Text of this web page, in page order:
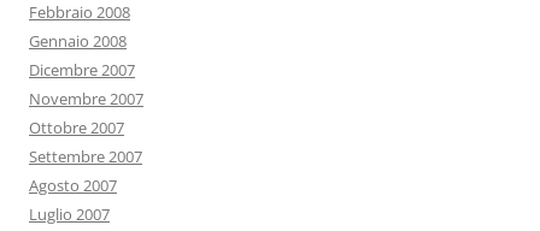
Febbraio 2008
Gennaio 2008
Dicembre 2007
Novembre 2007
Ottobre 2007
Settembre 2007
Agosto 2007
Luglio 2007